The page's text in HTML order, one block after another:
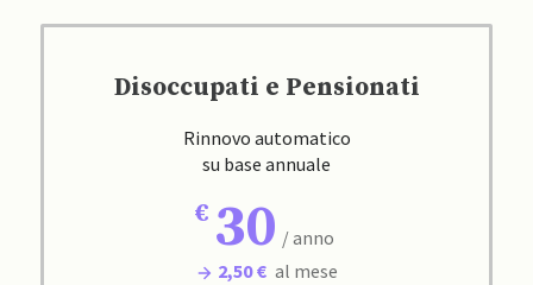
Disoccupati e Pensionati
Rinnovo automatico
su base annuale
30 / anno
2,50 € al mese